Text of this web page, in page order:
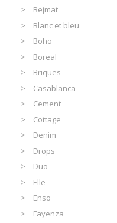
Bejmat
Blanc et bleu
Boho
Boreal
Briques
Casablanca
Cement
Cottage
Denim
Drops
Duo
Elle
Enso
Fayenza